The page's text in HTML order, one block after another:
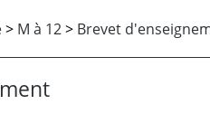
> M à 12> Brevet